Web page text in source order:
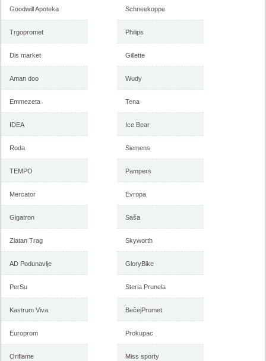
januar 2018
nameštaja, katalog 7-31.
Goodwill Apoteka
Trgopromet
Dis market
Aman doo
Emmezeta
IDEA
Roda
TEMPO
Mercator
Gigatron
Zlatan Trag
AD Podunavlje
PerSu
Kastrum Viva
Europrom
Oriflame
Schneekoppe
Philips
Gillette
Wudy
Tena
Ice Bear
Siemens
Pampers
Evropa
Saša
Skyworth
GloryBike
Steria Prunela
BečejPromet
Prokupac
Miss sporty